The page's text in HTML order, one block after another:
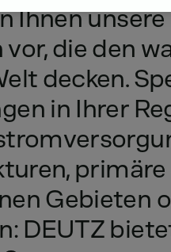
Ihnenunsere
vor,die den
decken.
in Ihrer
primäre
Gebieten
DEUTZ